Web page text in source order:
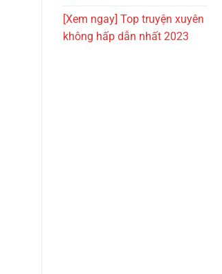
[Xem ngay] Top truyện xuyên
không hấp dẫn nhất 2023